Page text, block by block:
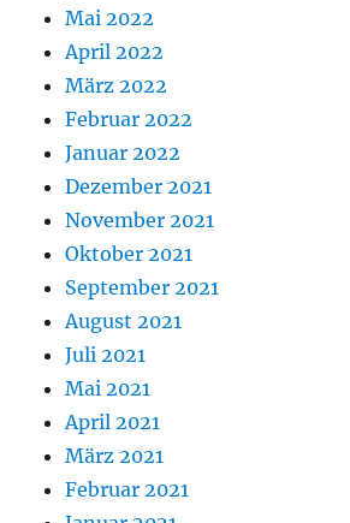
Mai 2022
April 2022
März 2022
Februar 2022
Januar 2022
Dezember 2021
November 2021
Oktober 2021
September 2021
August 2021
Juli 2021
Mai 2021
April 2021
März 2021
Februar 2021